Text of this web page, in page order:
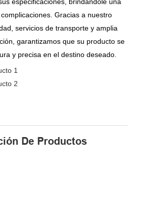
Gracias a nuestro
servicios de transporte y amplia
garantizamos que su producto se
y precisa en el destino deseado.
1
2
De Productos